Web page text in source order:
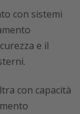
con sistemi
e il
con capacità